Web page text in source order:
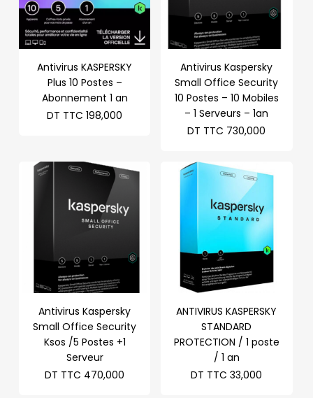
Antivirus KASPERSKY
Plus 10 Postes –
Abonnement 1 an
DT TTC 198,000
Antivirus Kaspersky
Small Office Security
10 Postes – 10 Mobiles
– 1 Serveurs – 1an
DT TTC 730,000
Antivirus Kaspersky
Small Office Security
Ksos /5 Postes +1
Serveur
DT TTC 470,000
ANTIVIRUS KASPERSKY
STANDARD
PROTECTION / 1 poste
/ 1 an
DT TTC 33,000